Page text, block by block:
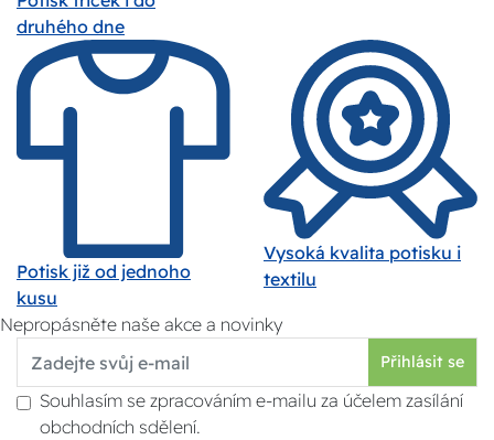
druhého dne
Potisk již od jednoho
kusu
Vysoká kvalita potisku i
textilu
Nepropásněte naše akce a novinky
Přihlásit se
Souhlasím se zpracováním e-mailu za účelem zasílání
obchodních sdělení.